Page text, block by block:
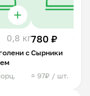
0,8 кг
с
780 ₽
Сырники
≈ 97₽ / шт.